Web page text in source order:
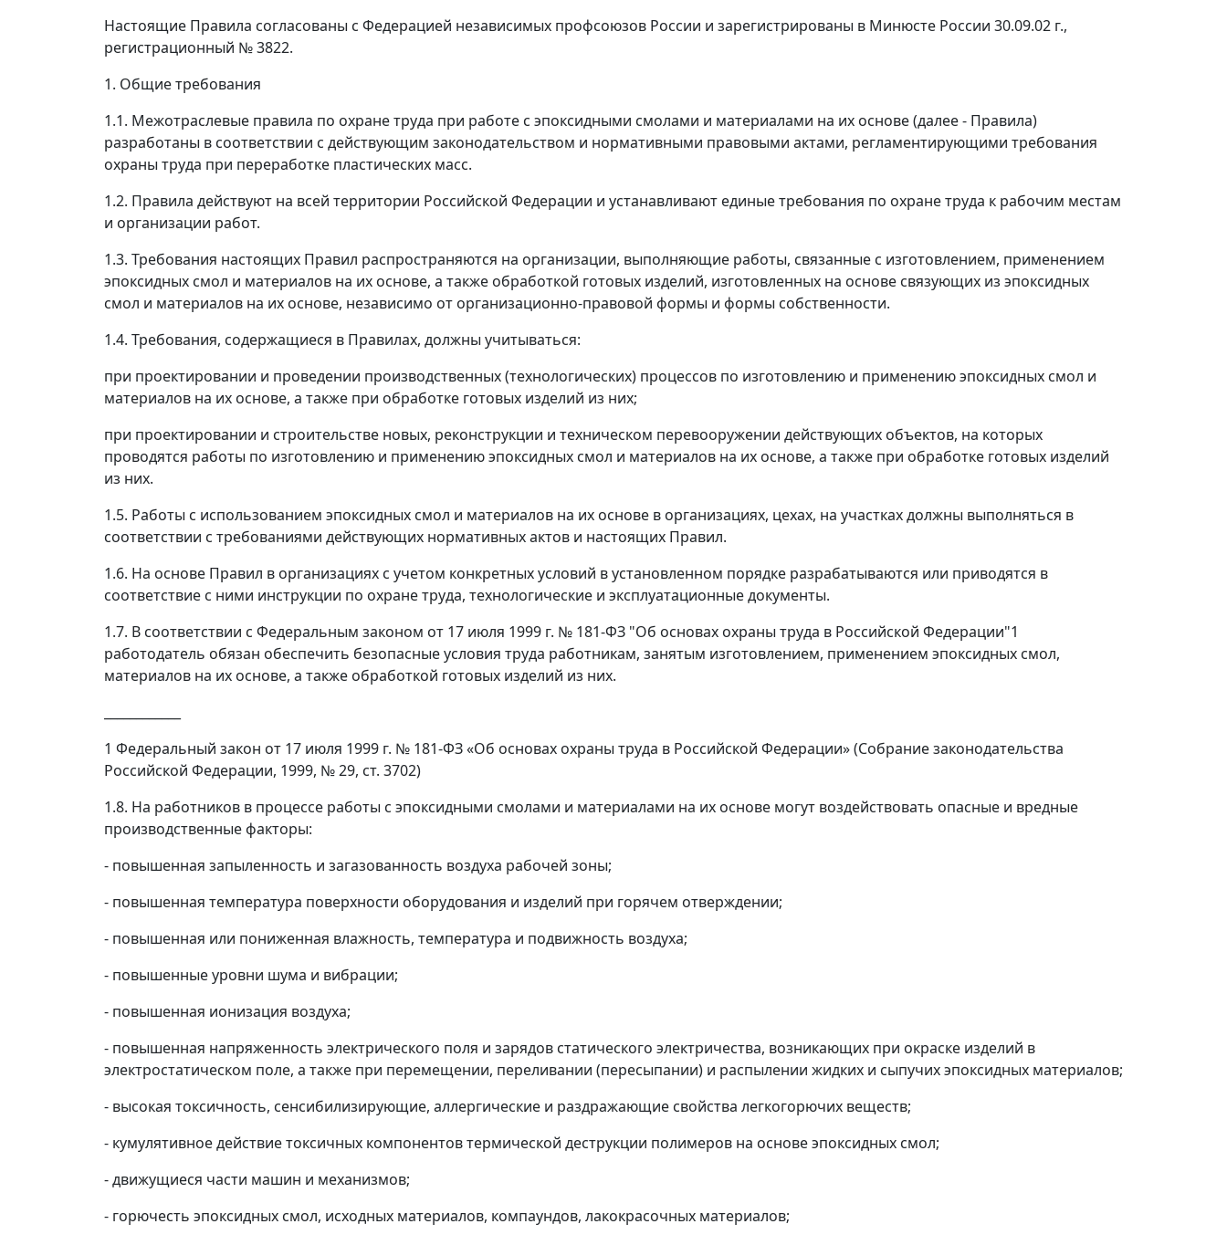
Настоящие Правила согласованы с Федерацией независимых профсоюзов России и зарегистрированы в Минюсте России 30.09.02 г.,
регистрационный № 3822.
1. Общие требования
1.1. Межотраслевые правила по охране труда при работе с эпоксидными смолами и материалами на их основе (далее - Правила)
разработаны в соответствии с действующим законодательством и нормативными правовыми актами, регламентирующими требования
охраны труда при переработке пластических масс.
1.2. Правила действуют на всей территории Российской Федерации и устанавливают единые требования по охране труда к рабочим местам
и организации работ.
1.3. Требования настоящих Правил распространяются на организации, выполняющие работы, связанные с изготовлением, применением
эпоксидных смол и материалов на их основе, а также обработкой готовых изделий, изготовленных на основе связующих из эпоксидных
смол и материалов на их основе, независимо от организационно-правовой формы и формы собственности.
1.4. Требования, содержащиеся в Правилах, должны учитываться:
при проектировании и проведении производственных (технологических) процессов по изготовлению и применению эпоксидных смол и
материалов на их основе, а также при обработке готовых изделий из них;
при проектировании и строительстве новых, реконструкции и техническом перевооружении действующих объектов, на которых
проводятся работы по изготовлению и применению эпоксидных смол и материалов на их основе, а также при обработке готовых изделий
из них.
1.5. Работы с использованием эпоксидных смол и материалов на их основе в организациях, цехах, на участках должны выполняться в
соответствии с требованиями действующих нормативных актов и настоящих Правил.
1.6. На основе Правил в организациях с учетом конкретных условий в установленном порядке разрабатываются или приводятся в
соответствие с ними инструкции по охране труда, технологические и эксплуатационные документы.
1.7. В соответствии с Федеральным законом от 17 июля 1999 г. № 181-ФЗ "Об основах охраны труда в Российской Федерации"1
работодатель обязан обеспечить безопасные условия труда работникам, занятым изготовлением, применением эпоксидных смол,
материалов на их основе, а также обработкой готовых изделий из них.
1 Федеральный закон от 17 июля 1999 г. № 181-ФЗ «Об основах охраны труда в Российской Федерации» (Собрание законодательства
Российской Федерации, 1999, № 29, ст. 3702)
1.8. На работников в процессе работы с эпоксидными смолами и материалами на их основе могут воздействовать опасные и вредные
производственные факторы:
- повышенная запыленность и загазованность воздуха рабочей зоны;
- повышенная температура поверхности оборудования и изделий при горячем отверждении;
- повышенная или пониженная влажность, температура и подвижность воздуха;
- повышенные уровни шума и вибрации;
- повышенная ионизация воздуха;
- повышенная напряженность электрического поля и зарядов статического электричества, возникающих при окраске изделий в
электростатическом поле, а также при перемещении, переливании (пересыпании) и распылении жидких и сыпучих эпоксидных материалов;
- высокая токсичность, сенсибилизирующие, аллергические и раздражающие свойства легкогорючих веществ;
- кумулятивное действие токсичных компонентов термической деструкции полимеров на основе эпоксидных смол;
- движущиеся части машин и механизмов;
- горючесть эпоксидных смол, исходных материалов, компаундов, лакокрасочных материалов;